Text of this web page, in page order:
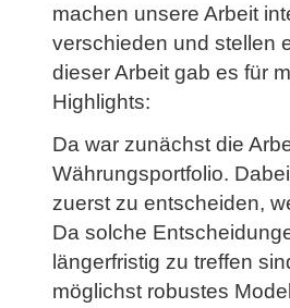
machen unsere Arbeit
verschieden und stellen
dieser Arbeit gab es für
Highlights:
Da war zunächst die
Währungsportfolio.
zuerst zu entscheiden,
Da solche
längerfristig zu treffen
möglichst robustes